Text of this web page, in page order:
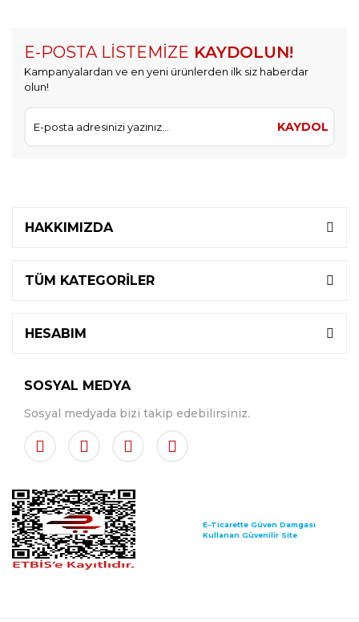
E-POSTA LİSTEMİZE KAYDOLUN!
Kampanyalardan ve en yeni ürünlerden ilk siz haberdar
olun!
KAYDOL
HAKKIMIZDA
TÜM KATEGORİLER
HESABIM
SOSYAL MEDYA
Sosyal medyada bizi takip edebilirsiniz.
E-Ticarette Güven Damgası
Kullanan Güvenilir Site